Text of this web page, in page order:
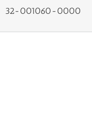
32-001060-0000